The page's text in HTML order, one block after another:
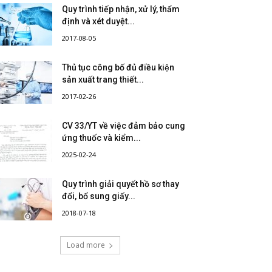
Quy trình tiếp nhận, xử lý, thẩm
định và xét duyệt...
2017-08-05
Thủ tục công bố đủ điều kiện
sản xuất trang thiết...
2017-02-26
CV 33/YT về việc đảm bảo cung
ứng thuốc và kiểm...
2025-02-24
Quy trình giải quyết hồ sơ thay
đổi, bổ sung giấy...
2018-07-18
Load more